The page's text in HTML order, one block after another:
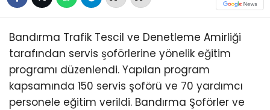
Bandırma Trafik Tescil ve Denetleme Amirliği
tarafından servis şoförlerine yönelik eğitim
programı düzenlendi. Yapılan program
kapsamında 150 servis şoförü ve 70 yardımcı
personele eğitim verildi. Bandırma Şoförler ve